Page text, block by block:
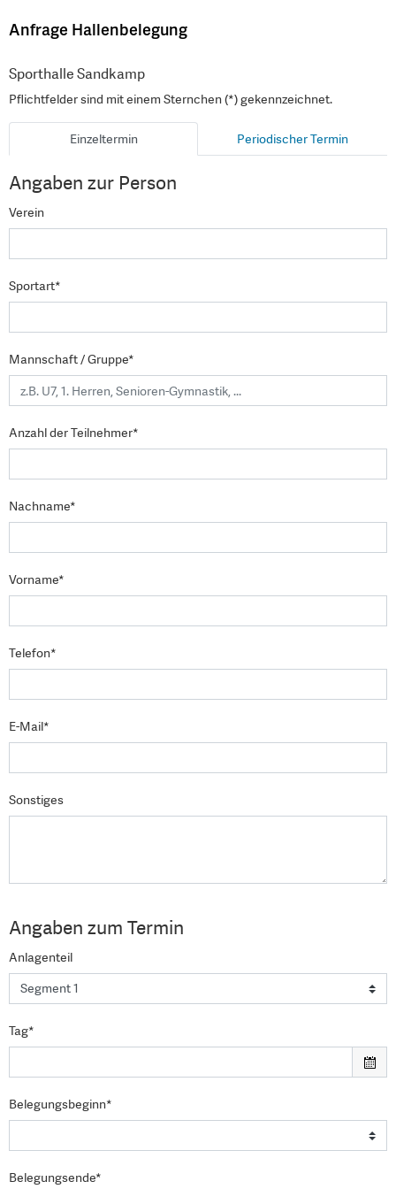
Anfrage Hallenbelegung
Sporthalle Sandkamp
Pflichtfelder sind mit einem Sternchen (*) gekennzeichnet.
Einzeltermin Periodischer Termin
Angaben zur Person
Verein
Sportart*
Mannschaft / Gruppe*
Anzahl der Teilnehmer*
Nachname*
Vorname*
Telefon*
E-Mail*
Sonstiges
Angaben zum Termin
Anlagenteil
Tag*
Belegungsbeginn*
Belegungsende*